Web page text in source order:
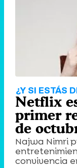
¿Y SI ESTÁS
Netflix
primer
de
Najwa Nimri
convivencia